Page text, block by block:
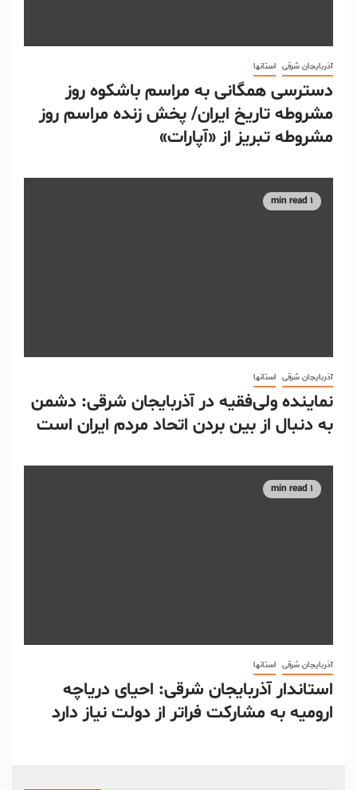
آذربایجان شرقی استانها
دسترسی همگانی به مراسم باشکوه روز
مشروطه تاریخ ایران/ پخش زنده مراسم روز
مشروطه تبریز از «آپارات»
1 min read
آذربایجان شرقی استانها
نماینده ولی‌فقیه در آذربایجان شرقی: دشمن
به دنبال از بین بردن اتحاد مردم ایران است
1 min read
آذربایجان شرقی استانها
استاندار آذربایجان شرقی: احیای دریاچه
ارومیه به مشارکت فراتر از دولت نیاز دارد